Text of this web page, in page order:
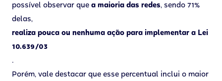
possível observar que a maioria das redes, sendo 71%
delas,
realiza pouca ou nenhuma ação para implementar a Lei
10.639/03
.
Porém, vale destacar que esse percentual inclui o maior